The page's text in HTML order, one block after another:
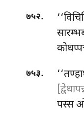
७५२.
७५३.
पस्स